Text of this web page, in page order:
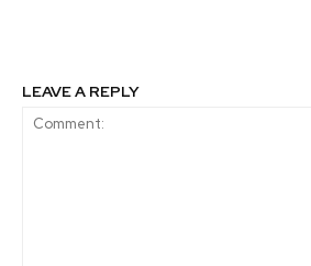
LEAVE A REPLY